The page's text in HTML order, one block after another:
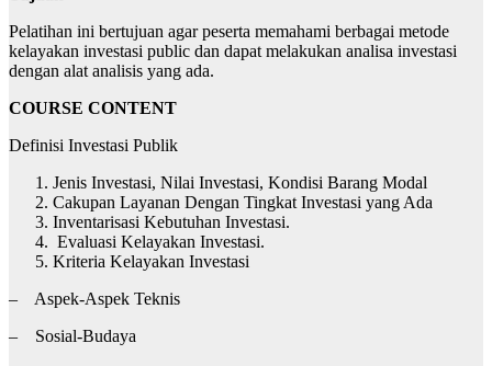
Pelatihan ini bertujuan agar peserta memahami berbagai metode
kelayakan investasi public dan dapat melakukan analisa investasi
dengan alat analisis yang ada.
COURSE CONTENT
Definisi Investasi Publik
Jenis Investasi, Nilai Investasi, Kondisi Barang Modal
Cakupan Layanan Dengan Tingkat Investasi yang Ada
Inventarisasi Kebutuhan Investasi.
Evaluasi Kelayakan Investasi.
Kriteria Kelayakan Investasi
– Aspek-Aspek Teknis
– Sosial-Budaya